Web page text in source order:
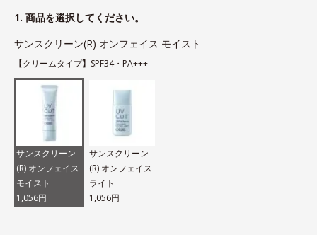
1. 商品を選択してください。
サンスクリーン(R) オンフェイス モイスト
【クリームタイプ】SPF34・PA+++
サンスクリーン
(R) オンフェイス
モイスト
1,056円
サンスクリーン
(R) オンフェイス
ライト
1,056円